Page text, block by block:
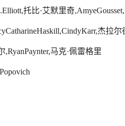
托比·艾默里奇
杰拉
,RyanPaynter,马克·佩雷格里